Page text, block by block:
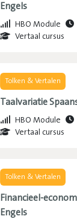
Engels
HBO Module
Vertaal cursus
Tolken & Vertalen
Taalvariatie
HBO Module
Vertaal cursus
Tolken & Vertalen
Financieel-
Engels